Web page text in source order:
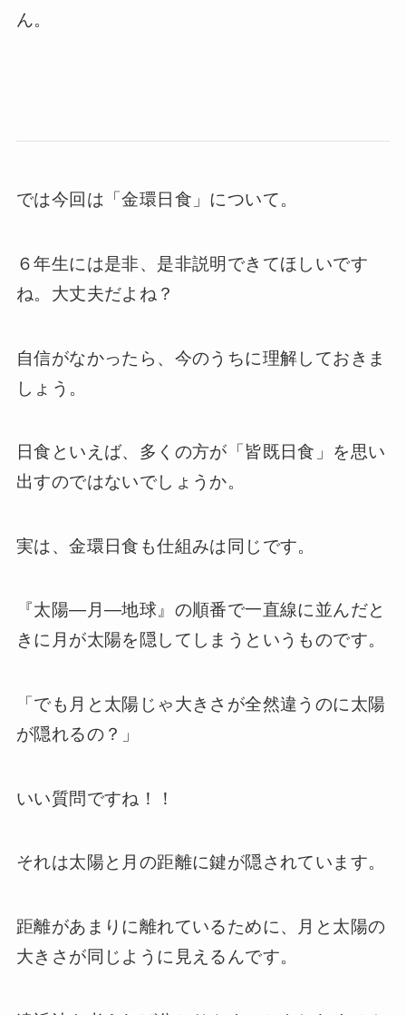
ん。
では今回は「金環日食」について。
６年生には是非、是非説明できてほしいです
ね。大丈夫だよね？
自信がなかったら、今のうちに理解しておきま
しょう。
日食といえば、多くの方が「皆既日食」を思い
出すのではないでしょうか。
実は、金環日食も仕組みは同じです。
『太陽―月―地球』の順番で一直線に並んだと
きに月が太陽を隠してしまうというものです。
「でも月と太陽じゃ大きさが全然違うのに太陽
が隠れるの？」
いい質問ですね！！
それは太陽と月の距離に鍵が隠されています。
距離があまりに離れているために、月と太陽の
大きさが同じように見えるんです。